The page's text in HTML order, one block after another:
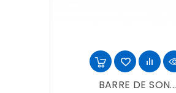
BARRE DE SON...